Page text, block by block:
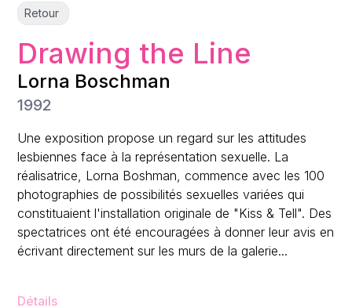
Retour
Drawing the Line
Lorna Boschman
1992
Une exposition propose un regard sur les attitudes
lesbiennes face à la représentation sexuelle. La
réalisatrice, Lorna Boshman, commence avec les 100
photographies de possibilités sexuelles variées qui
constituaient l'installation originale de "Kiss & Tell". Des
spectatrices ont été encouragées à donner leur avis en
écrivant directement sur les murs de la galerie...
Détails